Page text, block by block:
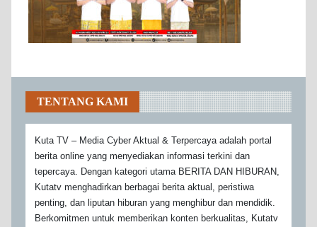
TENTANG KAMI
Kuta TV – Media Cyber Aktual & Terpercaya adalah portal
berita online yang menyediakan informasi terkini dan
tepercaya. Dengan kategori utama BERITA DAN HIBURAN,
Kutatv menghadirkan berbagai berita aktual, peristiwa
penting, dan liputan hiburan yang menghibur dan mendidik.
Berkomitmen untuk memberikan konten berkualitas, Kutatv